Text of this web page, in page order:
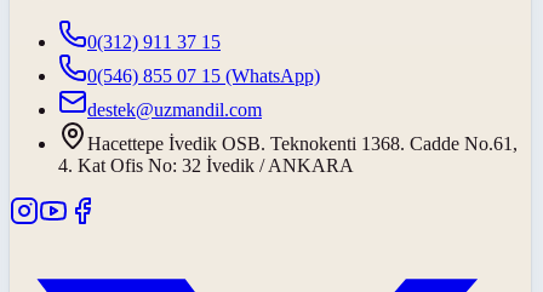
0(312) 911 37 15
0(546) 855 07 15 (WhatsApp)
destek@uzmandil.com
Hacettepe İvedik OSB. Teknokenti 1368. Cadde No.61,
4. Kat Ofis No: 32 İvedik / ANKARA